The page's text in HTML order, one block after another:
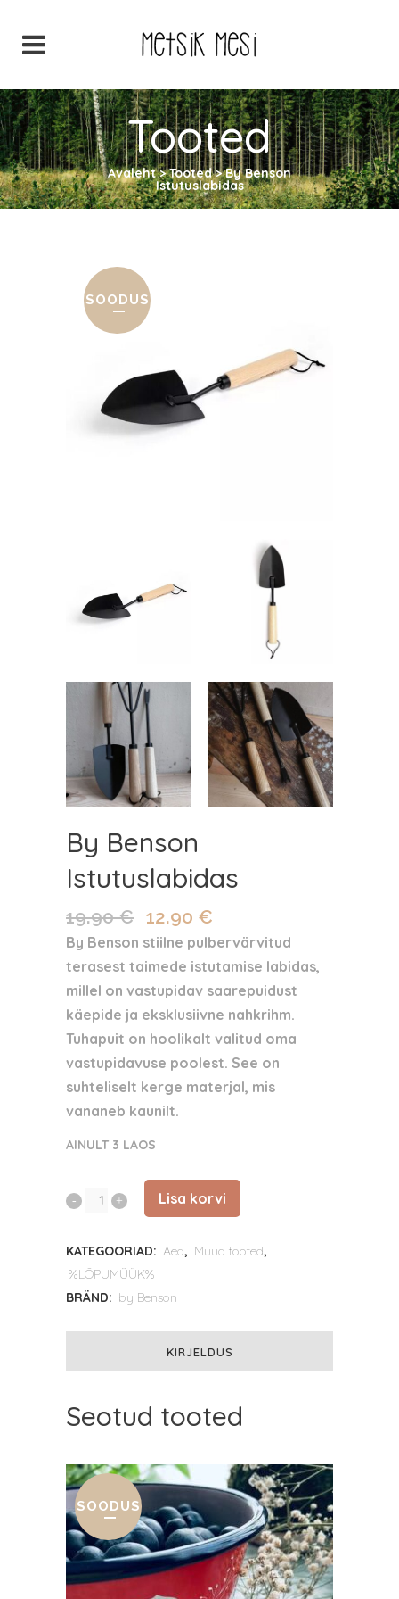
Tooted
Avaleht>Tooted>By Benson
Istutuslabidas
SOODUS
By Benson
Istutuslabidas
19.90€
Algne
hind
oli:
19.90 €.
12.90 €
hind
on:
12.90 €.
By Benson stiilne pulbervärvitud
terasest taimede istutamise labidas,
millel on vastupidav saarepuidust
käepide ja eksklusiivne nahkrihm.
Tuhapuit on hoolikalt valitud oma
vastupidavuse poolest. See on
suhteliselt kerge materjal, mis
vananeb kaunilt.
AINULT 3 LAOS
By
Istutuslabidas
quantity
Lisa korvi
KATEGOORIAD: Aed, Muud tooted,
%LÕPUMÜÜK%
BRÄND: by Benson
KIRJELDUS
Seotud tooted
SOODUS